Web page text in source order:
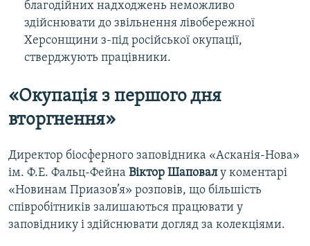
благодійних надходжень неможливо
здійснювати до звільнення лівобережної
Херсонщини з-під російської окупації,
стверджують працівники.
«Окупація з першого дня
вторгнення»
Директор біосферного заповідника «Асканія-Нова»
ім. Ф.Е. Фальц-Фейна Віктор Шаповалу коментарі
«Новинам Приазов’я» розповів, що більшість
співробітників залишаються працювати у
заповіднику і здійснювати догляд за колекціями.